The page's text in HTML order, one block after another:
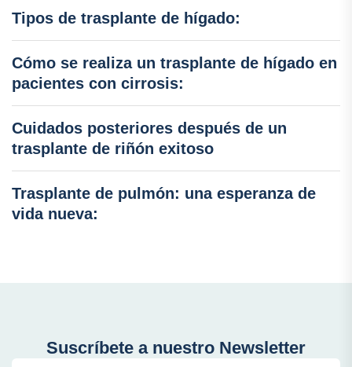
Tipos de trasplante de hígado:
Cómo se realiza un trasplante de hígado en
pacientes con cirrosis:
Cuidados posteriores después de un
trasplante de riñón exitoso
Trasplante de pulmón: una esperanza de
vida nueva:
Suscríbete a nuestro Newsletter